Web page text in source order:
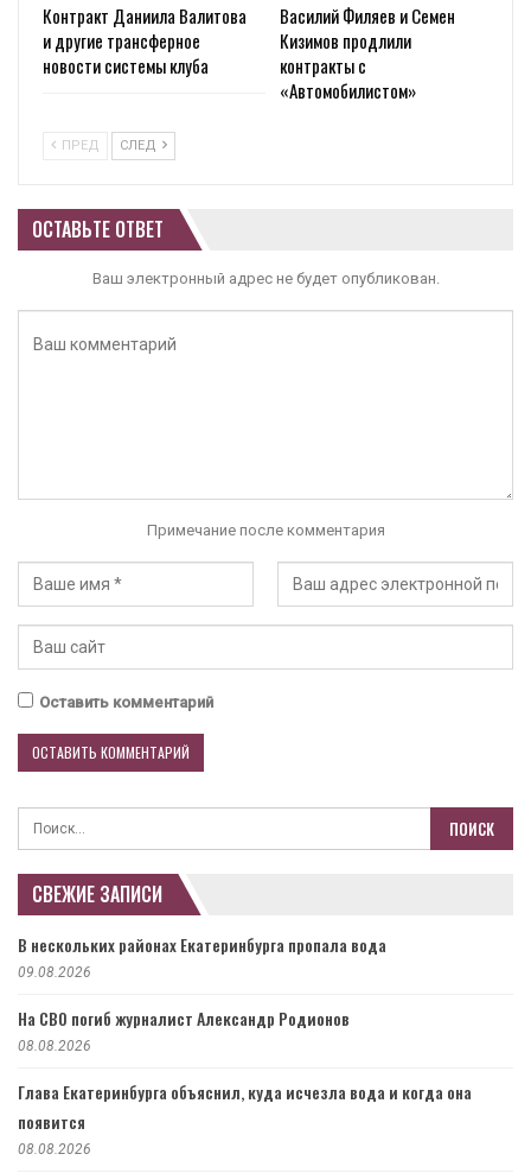
Контракт Даниила Валитова
и другие трансферное
новости системы клуба
Василий Филяев и Семен
Кизимов продлили
контракты с
«Автомобилистом»
ПРЕД СЛЕД
ОСТАВЬТЕ ОТВЕТ
Ваш электронный адрес не будет опубликован.
Примечание после комментария
Оставить комментарий
СВЕЖИЕ ЗАПИСИ
В нескольких районах Екатеринбурга пропала вода
09.08.2026
На СВО погиб журналист Александр Родионов
08.08.2026
Глава Екатеринбурга объяснил, куда исчезла вода и когда она
появится
08.08.2026